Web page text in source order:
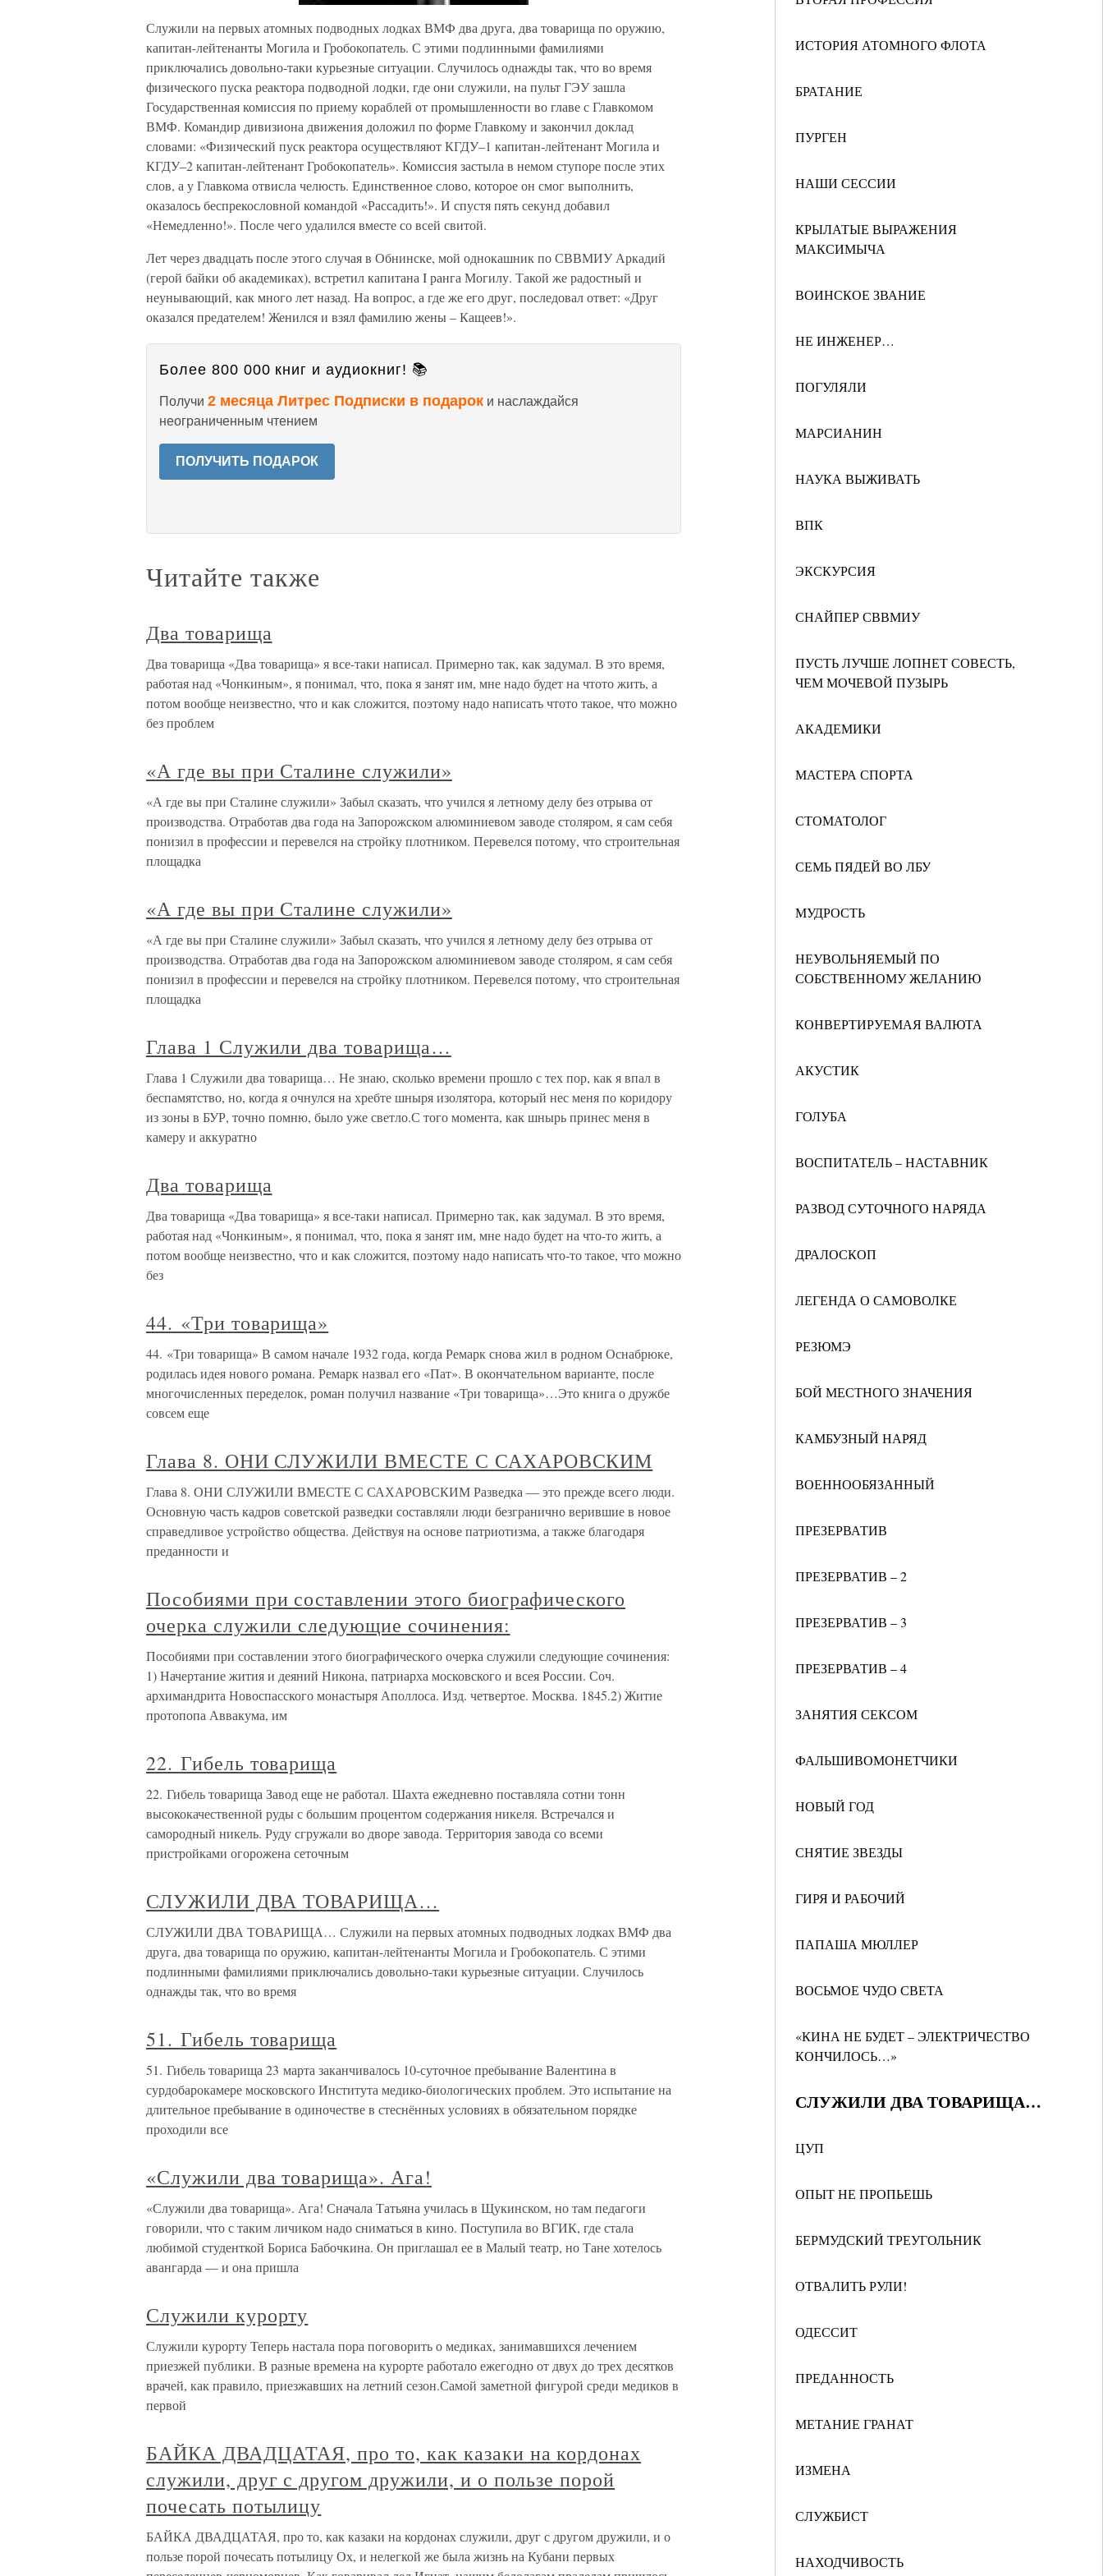
ИСТОРИЯ АТОМНОГО ФЛОТА
БРАТАНИЕ
ПУРГЕН
НАШИ СЕССИИ
КРЫЛАТЫЕ ВЫРАЖЕНИЯ
МАКСИМЫЧА
ВОИНСКОЕ ЗВАНИЕ
НЕ ИНЖЕНЕР…
ПОГУЛЯЛИ
МАРСИАНИН
НАУКА ВЫЖИВАТЬ
ВПК
ЭКСКУРСИЯ
СНАЙПЕР СВВМИУ
ПУСТЬ ЛУЧШЕ ЛОПНЕТ СОВЕСТЬ,
ЧЕМ МОЧЕВОЙ ПУЗЫРЬ
АКАДЕМИКИ
МАСТЕРА СПОРТА
СТОМАТОЛОГ
СЕМЬ ПЯДЕЙ ВО ЛБУ
МУДРОСТЬ
НЕУВОЛЬНЯЕМЫЙ ПО
СОБСТВЕННОМУ ЖЕЛАНИЮ
КОНВЕРТИРУЕМАЯ ВАЛЮТА
АКУСТИК
ГОЛУБА
ВОСПИТАТЕЛЬ – НАСТАВНИК
РАЗВОД СУТОЧНОГО НАРЯДА
ДРАЛОСКОП
ЛЕГЕНДА О САМОВОЛКЕ
РЕЗЮМЭ
БОЙ МЕСТНОГО ЗНАЧЕНИЯ
КАМБУЗНЫЙ НАРЯД
ВОЕННООБЯЗАННЫЙ
ПРЕЗЕРВАТИВ
ПРЕЗЕРВАТИВ – 2
ПРЕЗЕРВАТИВ – 3
ПРЕЗЕРВАТИВ – 4
ЗАНЯТИЯ СЕКСОМ
ФАЛЬШИВОМОНЕТЧИКИ
НОВЫЙ ГОД
СНЯТИЕ ЗВЕЗДЫ
ГИРЯ И РАБОЧИЙ
ПАПАША МЮЛЛЕР
ВОСЬМОЕ ЧУДО СВЕТА
«КИНА НЕ БУДЕТ – ЭЛЕКТРИЧЕСТВО
КОНЧИЛОСЬ…»
СЛУЖИЛИ ДВА ТОВАРИЩА…
ЦУП
ОПЫТ НЕ ПРОПЬЕШЬ
БЕРМУДСКИЙ ТРЕУГОЛЬНИК
ОТВАЛИТЬ РУЛИ!
ОДЕССИТ
ПРЕДАННОСТЬ
МЕТАНИЕ ГРАНАТ
ИЗМЕНА
СЛУЖБИСТ
НАХОДЧИВОСТЬ
Служили на первых атомных подводных лодках ВМФ два друга, два товарища по оружию,
капитан-лейтенанты Могила и Гробокопатель. С этими подлинными фамилиями
приключались довольно-таки курьезные ситуации. Случилось однажды так, что во время
физического пуска реактора подводной лодки, где они служили, на пульт ГЭУ зашла
Государственная комиссия по приему кораблей от промышленности во главе с Главкомом
ВМФ. Командир дивизиона движения доложил по форме Главкому и закончил доклад
словами: «Физический пуск реактора осуществляют КГДУ–1 капитан-лейтенант Могила и
КГДУ–2 капитан-лейтенант Гробокопатель». Комиссия застыла в немом ступоре после этих
слов, а у Главкома отвисла челюсть. Единственное слово, которое он смог выполнить,
оказалось беспрекословной командой «Рассадить!». И спустя пять секунд добавил
«Немедленно!». После чего удалился вместе со всей свитой.
Лет через двадцать после этого случая в Обнинске, мой однокашник по СВВМИУ Аркадий
(герой байки об академиках), встретил капитана I ранга Могилу. Такой же радостный и
неунывающий, как много лет назад. На вопрос, а где же его друг, последовал ответ: «Друг
оказался предателем! Женился и взял фамилию жены – Кащеев!».
Более 800 000 книг и аудиокниг! 📚
Получи 2 месяца Литрес Подписки в подарок и наслаждайся
неограниченным чтением
ПОЛУЧИТЬ ПОДАРОК
Читайте также
Два товарища
Два товарища «Два товарища» я все-таки написал. Примерно так, как задумал. В это время,
работая над «Чонкиным», я понимал, что, пока я занят им, мне надо будет на чтото жить, а
потом вообще неизвестно, что и как сложится, поэтому надо написать чтото такое, что можно
без проблем
«А где вы при Сталине служили»
«А где вы при Сталине служили» Забыл сказать, что учился я летному делу без отрыва от
производства. Отработав два года на Запорожском алюминиевом заводе столяром, я сам себя
понизил в профессии и перевелся на стройку плотником. Перевелся потому, что строительная
площадка
«А где вы при Сталине служили»
«А где вы при Сталине служили» Забыл сказать, что учился я летному делу без отрыва от
производства. Отработав два года на Запорожском алюминиевом заводе столяром, я сам себя
понизил в профессии и перевелся на стройку плотником. Перевелся потому, что строительная
площадка
Глава 1 Служили два товарища…
Глава 1 Служили два товарища… Не знаю, сколько времени прошло с тех пор, как я впал в
беспамятство, но, когда я очнулся на хребте шныря изолятора, который нес меня по коридору
из зоны в БУР, точно помню, было уже светло.С того момента, как шнырь принес меня в
камеру и аккуратно
Два товарища
Два товарища «Два товарища» я все-таки написал. Примерно так, как задумал. В это время,
работая над «Чонкиным», я понимал, что, пока я занят им, мне надо будет на что-то жить, а
потом вообще неизвестно, что и как сложится, поэтому надо написать что-то такое, что можно
без
44. «Три товарища»
44. «Три товарища» В самом начале 1932 года, когда Ремарк снова жил в родном Оснабрюке,
родилась идея нового романа. Ремарк назвал его «Пат». В окончательном варианте, после
многочисленных переделок, роман получил название «Три товарища»…Это книга о дружбе
совсем еще
Глава 8. ОНИ СЛУЖИЛИ ВМЕСТЕ С САХАРОВСКИМ
Глава 8. ОНИ СЛУЖИЛИ ВМЕСТЕ С САХАРОВСКИМ Разведка — это прежде всего люди.
Основную часть кадров советской разведки составляли люди безгранично верившие в новое
справедливое устройство общества. Действуя на основе патриотизма, а также благодаря
преданности и
Пособиями при составлении этого биографического
очерка служили следующие сочинения:
Пособиями при составлении этого биографического очерка служили следующие сочинения:
1) Начертание жития и деяний Никона, патриарха московского и всея России. Соч.
архимандрита Новоспасского монастыря Аполлоса. Изд. четвертое. Москва. 1845.2) Житие
протопопа Аввакума, им
22. Гибель товарища
22. Гибель товарища Завод еще не работал. Шахта ежедневно поставляла сотни тонн
высококачественной руды с большим процентом содержания никеля. Встречался и
самородный никель. Руду сгружали во дворе завода. Территория завода со всеми
пристройками огорожена сеточным
СЛУЖИЛИ ДВА ТОВАРИЩА…
СЛУЖИЛИ ДВА ТОВАРИЩА… Служили на первых атомных подводных лодках ВМФ два
друга, два товарища по оружию, капитан-лейтенанты Могила и Гробокопатель. С этими
подлинными фамилиями приключались довольно-таки курьезные ситуации. Случилось
однажды так, что во время
51. Гибель товарища
51. Гибель товарища 23 марта заканчивалось 10-суточное пребывание Валентина в
сурдобарокамере московского Института медико-биологических проблем. Это испытание на
длительное пребывание в одиночестве в стеснённых условиях в обязательном порядке
проходили все
«Служили два товарища». Ага!
«Служили два товарища». Ага! Сначала Татьяна училась в Щукинском, но там педагоги
говорили, что с таким личиком надо сниматься в кино. Поступила во ВГИК, где стала
любимой студенткой Бориса Бабочкина. Он приглашал ее в Малый театр, но Тане хотелось
авангарда — и она пришла
Служили курорту
Служили курорту Теперь настала пора поговорить о медиках, занимавшихся лечением
приезжей публики. В разные времена на курорте работало ежегодно от двух до трех десятков
врачей, как правило, приезжавших на летний сезон.Самой заметной фигурой среди медиков в
первой
БАЙКА ДВАДЦАТАЯ, про то, как казаки на кордонах
служили, друг с другом дружили, и о пользе порой
почесать потылицу
БАЙКА ДВАДЦАТАЯ, про то, как казаки на кордонах служили, друг с другом дружили, и о
пользе порой почесать потылицу Ох, и нелегкой же была жизнь на Кубани первых